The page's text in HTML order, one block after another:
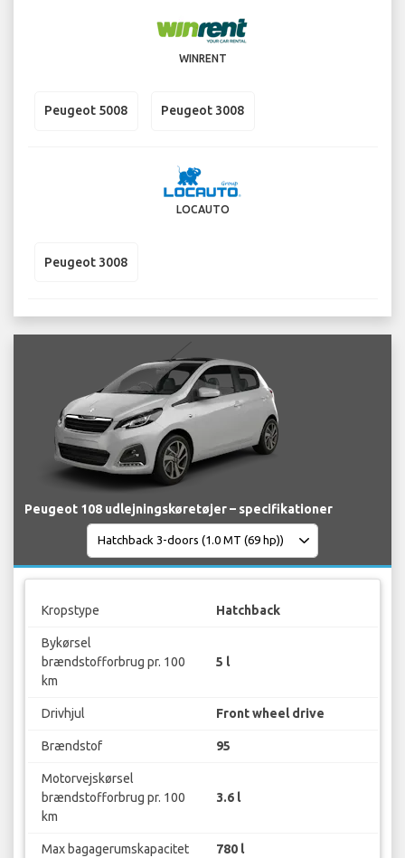
WINRENT
Peugeot 5008 Peugeot 3008
LOCAUTO
Peugeot 3008
Peugeot 108 udlejningskøretøjer – specifikationer
Kropstype Hatchback
Bykørsel
brændstofforbrug pr. 100
km
5 l
Drivhjul Front wheel drive
Brændstof 95
Motorvejskørsel
brændstofforbrug pr. 100
km
3.6 l
Max bagagerumskapacitet 780 l